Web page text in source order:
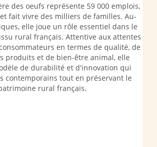
des oeufs représente 59 000 emplois,
fait vivre des milliers de familles. Au-
elle joue un rôle essentiel dans le
rural français. Attentive aux attentes
en termes de qualité, de
produits et de bien-être animal, elle
de durabilité et d'innovation qui
contemporains tout en préservant le
rural français.